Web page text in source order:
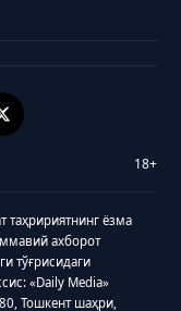
18+
таҳририятнинг ёзма
ахборот
тўғрисидаги
«Daily Media»
Тошкент шаҳри,